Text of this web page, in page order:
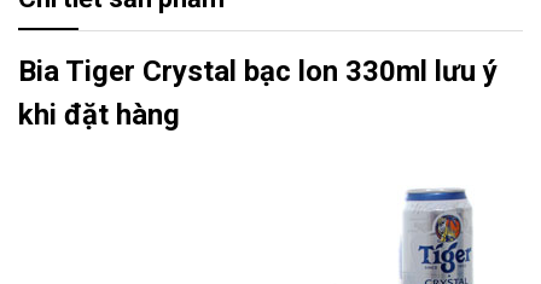
Bia Tiger Crystal bạc lon 330ml lưu ý
khi đặt hàng